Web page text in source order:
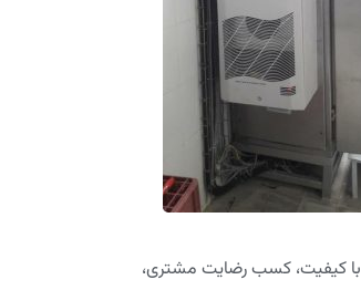
با کیفیت، کسب رضایت مشتری،